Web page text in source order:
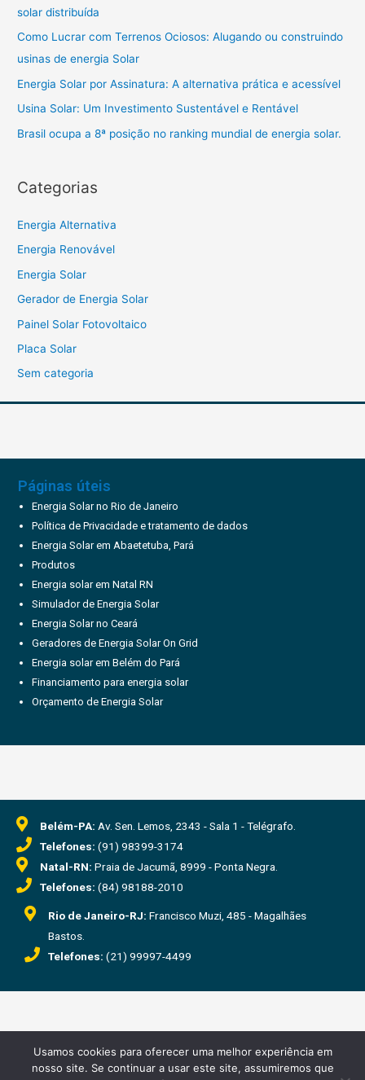
solar distribuída
Como Lucrar com Terrenos Ociosos: Alugando ou construindo
usinas de energia Solar
Energia Solar por Assinatura: A alternativa prática e acessível
Usina Solar: Um Investimento Sustentável e Rentável
Brasil ocupa a 8ª posição no ranking mundial de energia solar.
Categorias
Energia Alternativa
Energia Renovável
Energia Solar
Gerador de Energia Solar
Painel Solar Fotovoltaico
Placa Solar
Sem categoria
Páginas úteis
Energia Solar no Rio de Janeiro
Política de Privacidade e tratamento de dados
Energia Solar em Abaetetuba, Pará
Produtos
Energia solar em Natal RN
Simulador de Energia Solar
Energia Solar no Ceará
Geradores de Energia Solar On Grid
Energia solar em Belém do Pará
Financiamento para energia solar
Orçamento de Energia Solar
Belém-PA: Av. Sen. Lemos, 2343 - Sala 1 - Telégrafo.
Telefones: (91) 98399-3174
Natal-RN: Praia de Jacumã, 8999 - Ponta Negra.
Telefones: (84) 98188-2010
Rio de Janeiro-RJ: Francisco Muzi, 485 - Magalhães
Bastos.
Telefones: (21) 99997-4499
28.609.740/0001-49
Usamos cookies para oferecer uma melhor experiência em
nosso site. Se continuar a usar este site, assumiremos que